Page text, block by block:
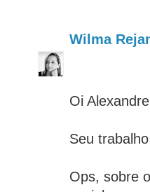
Wilma
Oi
Seu
Ops, sobre